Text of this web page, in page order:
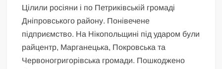
Цілили росіяни і по Петриківській громаді
Дніпровського району. Понівечене
підприємство. На Нікопольщині під ударом були
райцентр, Марганецька, Покровська та
Червоногригорівська громади. Пошкоджено